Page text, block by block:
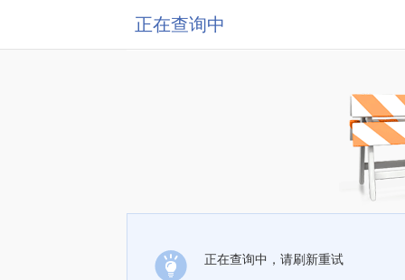
正在查询中
正在查询中，请刷新重试